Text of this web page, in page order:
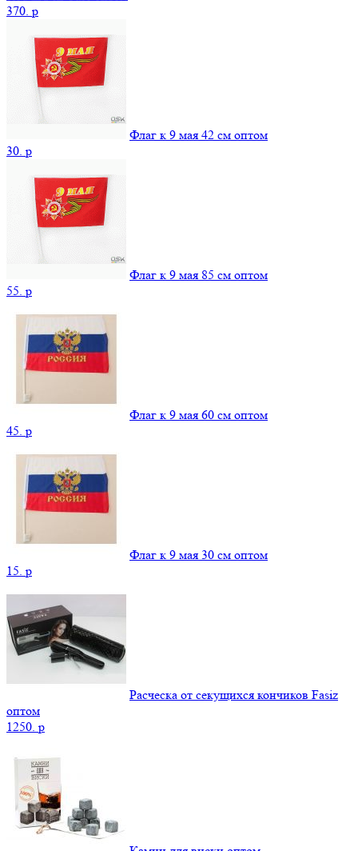
370. p
Флаг к 9 мая 42 см оптом
30. p
Флаг к 9 мая 85 см оптом
55. p
Флаг к 9 мая 60 см оптом
45. p
Флаг к 9 мая 30 см оптом
15. p
Расческа от секущихся кончиков Fasiz
оптом
1250. p